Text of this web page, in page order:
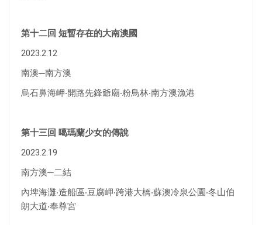
第十二回 短暫存在的大南澳國
2023.2.12
南澳─南方澳
烏石鼻海岬‧開路先鋒爺廟‧粉鳥林‧南方澳漁港
第十三回 噶瑪蘭少女的傳說
2023.2.19
南方澳─二結
內埤海灘‧造船區‧豆腐岬‧跨港大橋‧蘇澳冷泉公園‧冬山伯
朗大道‧奉尊宮